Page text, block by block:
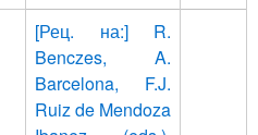
[Рец. на:] R.
Benczes, A.
Barcelona, F.J.
Ruiz de Mendoza